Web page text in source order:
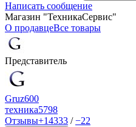
Написать сообщение
Магазин "ТехникаСервис"
О продавцеВсе товары
Представитель
Gruz600
техника5798
Отзывы+14333 /−22